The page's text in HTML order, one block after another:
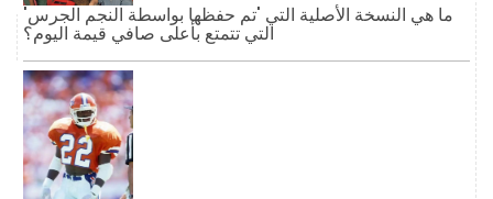
ما هي النسخة الأصلية التي 'تم حفظها بواسطة النجم الجرس'
التي تتمتع بأعلى صافي قيمة اليوم؟